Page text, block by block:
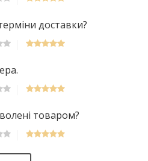
доставки?
товаром?